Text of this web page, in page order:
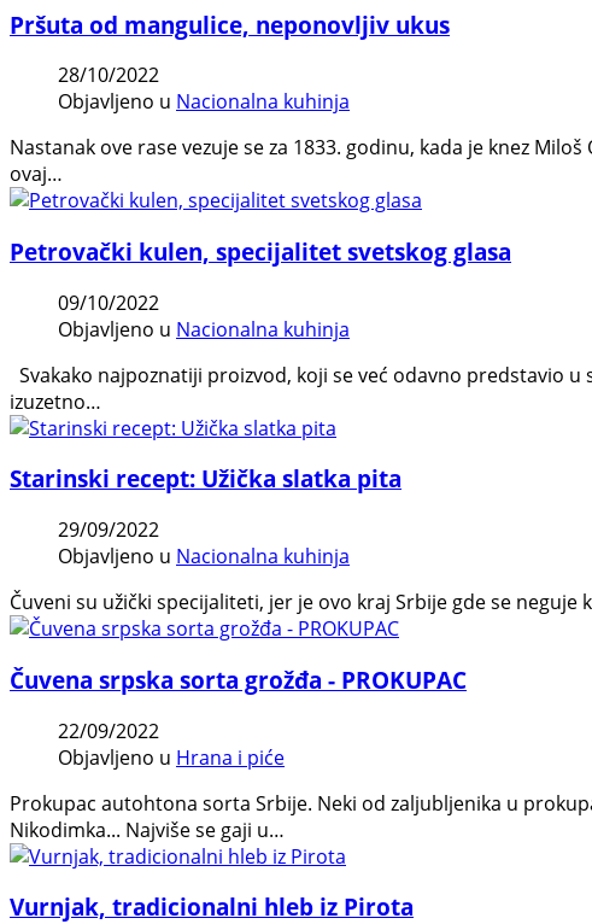
Pršuta od mangulice, neponovljiv ukus
28/10/2022
Objavljeno u Nacionalna kuhinja
Nastanak ove rase vezuje se za 1833. godinu, kada je knez
ovaj…
Petrovački kulen, specijalitet svetskog glasa
09/10/2022
Objavljeno u Nacionalna kuhinja
Svakako najpoznatiji proizvod, koji se već odavno predstavio
izuzetno…
Starinski recept: Užička slatka pita
29/09/2022
Objavljeno u Nacionalna kuhinja
Čuveni su užički specijaliteti, jer je ovo kraj Srbije gde se
Čuvena srpska sorta grožđa - PROKUPAC
22/09/2022
Objavljeno u Hrana i piće
Prokupac autohtona sorta Srbije. Neki od zaljubljenika u
Nikodimka... Najviše se gaji u…
Vurnjak, tradicionalni hleb iz Pirota